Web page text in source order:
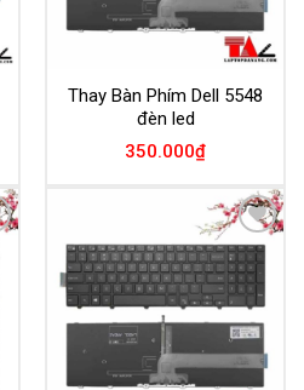
Thay Bàn Phím Dell 5548
đèn led
350.000₫
Add to
Wishlist